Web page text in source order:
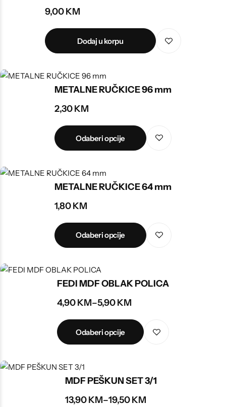
9,00KM
Dodaj u korpu
METALNE RUČKICE 96 mm
2,30KM
Odaberi opcije
METALNE RUČKICE 64 mm
1,80KM
Odaberi opcije
FEDI MDF OBLAK POLICA
4,90KM–5,90KM
Odaberi opcije
MDF PEŠKUN SET 3/1
13,90KM–19,50KM